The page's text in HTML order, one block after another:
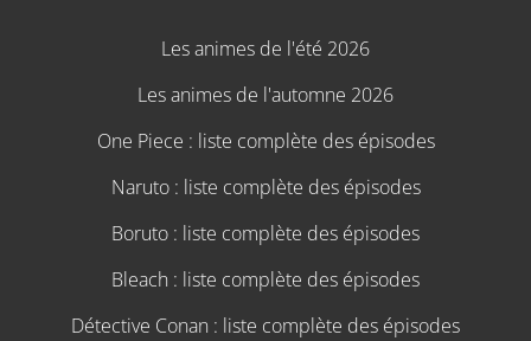
Les animes de l'été 2026
Les animes de l'automne 2026
One Piece : liste complète des épisodes
Naruto : liste complète des épisodes
Boruto : liste complète des épisodes
Bleach : liste complète des épisodes
Détective Conan : liste complète des épisodes